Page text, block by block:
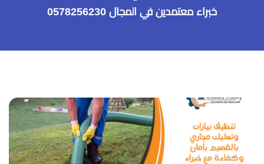
خبراء معتمدين في المجال 0578256230